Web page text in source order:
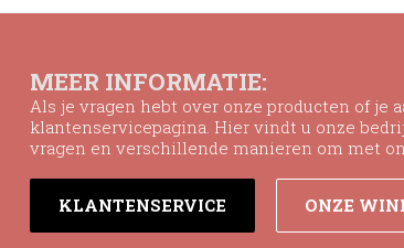
MEER INFORMATIE:
Als je vragen hebt over onze producten of je
klantenservicepagina. Hier vindt u onze
vragen en verschillende manieren om met
KLANTENSERVICE ONZE